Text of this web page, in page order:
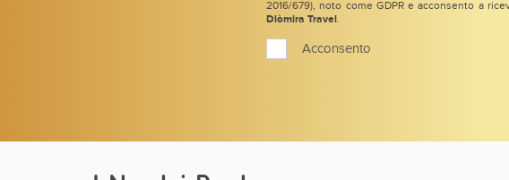
2016/679), noto come GDPR e acconsento a
Diòmira Travel.
Acconsento